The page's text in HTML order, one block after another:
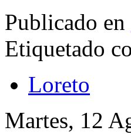
Publicado en
Etiquetado
Loreto
Martes, 12